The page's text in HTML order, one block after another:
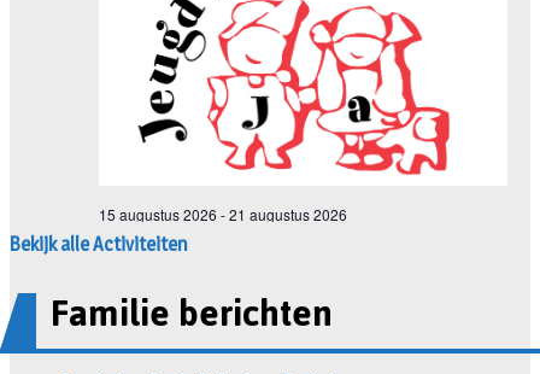
Bekijk alle Activiteiten
Familie berichten